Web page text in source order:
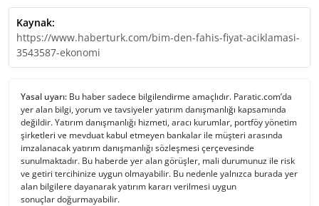
Kaynak:
https://www.haberturk.com/bim-den-fahis-fiyat-aciklamasi-
3543587-ekonomi
Yasal uyarı: Bu haber sadece bilgilendirme amaçlıdır. Paratic.com’da
yer alan bilgi, yorum ve tavsiyeler yatırım danışmanlığı kapsamında
değildir. Yatırım danışmanlığı hizmeti, aracı kurumlar, portföy yönetim
şirketleri ve mevduat kabul etmeyen bankalar ile müşteri arasında
imzalanacak yatırım danışmanlığı sözleşmesi çerçevesinde
sunulmaktadır. Bu haberde yer alan görüşler, mali durumunuz ile risk
ve getiri tercihinize uygun olmayabilir. Bu nedenle yalnızca burada yer
alan bilgilere dayanarak yatırım kararı verilmesi uygun
sonuçlar doğurmayabilir.